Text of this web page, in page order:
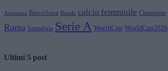
Argentina Barcellona Brasile calcio femminile Champions
Roma Sampdoria Serie A WorldCup WorldCup2026
Ultimi 5 post